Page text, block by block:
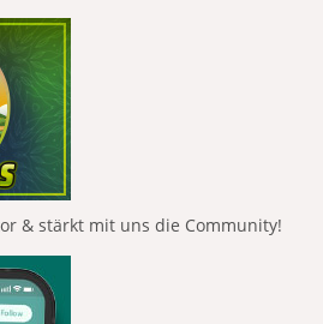
& stärkt mit uns die Community!